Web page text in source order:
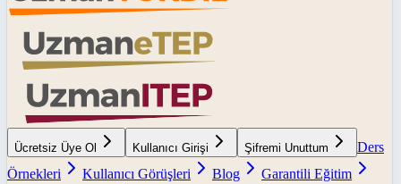
Ücretsiz Üye Ol Kullanıcı Girişi Şifremi Unuttum
Ders
Örnekleri
Kullanıcı Görüşleri Blog
Garantili Eğitim